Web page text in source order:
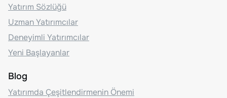
Yatırım Sözlüğü
Uzman Yatırımcılar
Deneyimli Yatırımcılar
Yeni Başlayanlar
Blog
Yatırımda Çeşitlendirmenin Önemi